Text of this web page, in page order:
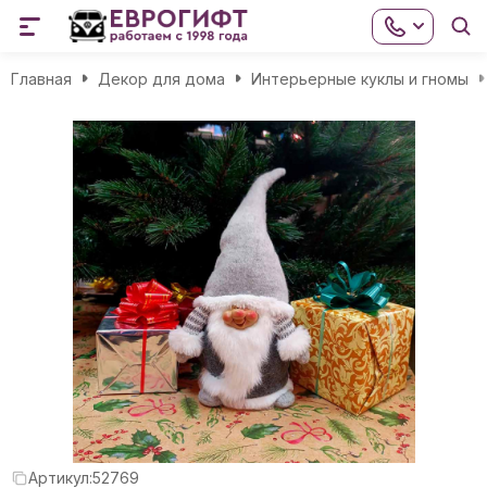
Главная Декор для дома Интерьерные куклы и гномы
Артикул:52769